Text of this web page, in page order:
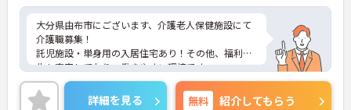
大分県由布市にございます、介護老人保健施設にて
介護職募集！
託児施設・単身用の入居住宅あり！その他、福利厚
生も充実しており、働きやすい環境です。
ご興味のある方は、マイナビ介護職までお問い合わ
せください。詳細を見る 無料 紹介してもらう